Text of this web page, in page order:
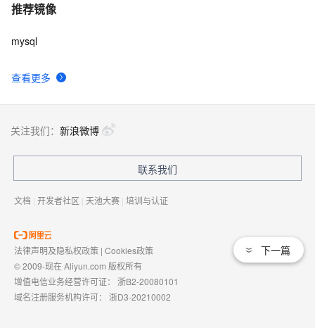
推荐镜像
查看更多
mysql
下一篇
关注我们： 新浪微博
联系我们
文档 | 开发者社区 | 天池大赛 | 培训与认证
法律声明及隐私权政策 | Cookies政策
© 2009-现在 Aliyun.com 版权所有
增值电信业务经营许可证： 浙B2-20080101
域名注册服务机构许可： 浙D3-20210002